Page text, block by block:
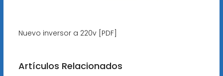
Nuevo inversor a 220v [PDF]
Artículos Relacionados